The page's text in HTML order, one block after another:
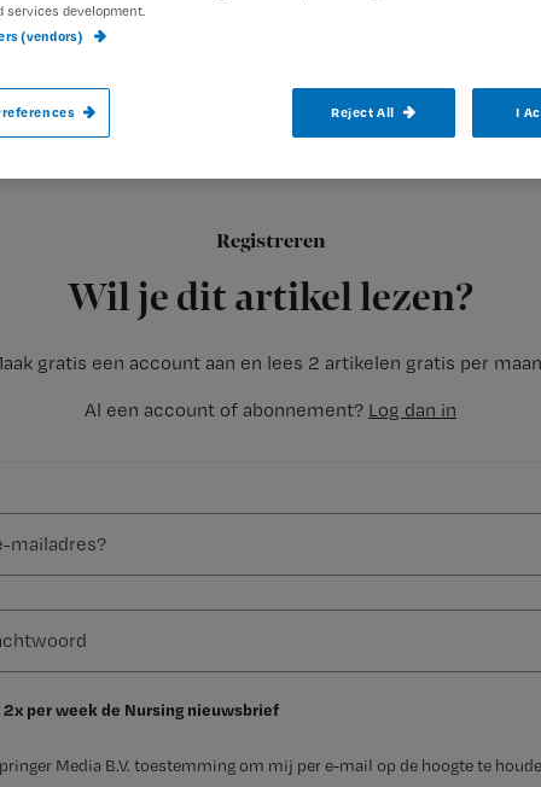
Registreren
Wil je dit artikel lezen?
gratis een account aan en lees 2 artikelen gratis per
Al een account of abonnement? Log dan in
2x per week de Nursing nieuwsbrief
Media B.V. toestemming om mij per e-mail op de hoogte te
Kan een robot volautomatisch bloed
ziekenhuizen momenteel onderzoekt.
services development.
(vendors)
Reject All I